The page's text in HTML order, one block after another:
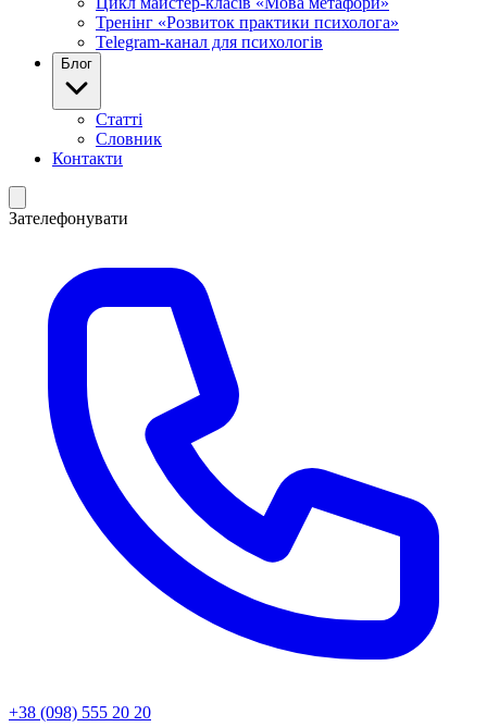
Тренінг «Розвиток практики психолога»
Telegram-канал для психологів
Блог
Статті
Словник
Контакти
Зателефонувати
+38 (098) 555 20 20